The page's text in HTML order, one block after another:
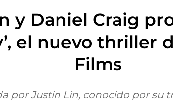
y Daniel Craig
el nuevo thriller
Films
por Justin Lin, conocido por su